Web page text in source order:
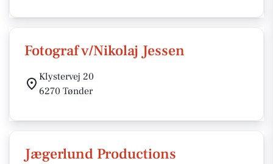
Fotograf v/Nikolaj Jessen
Klystervej 20
6270 Tønder
Jægerlund Productions